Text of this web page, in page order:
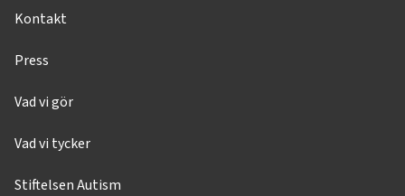
Kontakt
Press
Vad vi gör
Vad vi tycker
Stiftelsen Autism